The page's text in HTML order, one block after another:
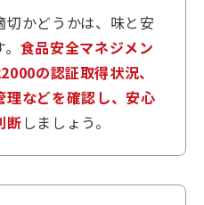
かどうかは、味と安
食品安全マネジメン
の認証取得状況、
などを確認し、安心
断しましょう。